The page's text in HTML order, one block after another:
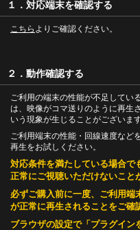
１．対応端末を確認する
こちら よりご確認ください。
２．動作確認する
ご利用の端末の性能が不足してい
は、映像がコマ送りのように再生
いう現象が生じることがございます
ご利用端末の性能・回線速度など
再生をお試しください。
対応条件を満たしている場合で
正常にご視聴いただけないこと
必ずご購入前に一度、ご利用端
が正常に再生されることをご確
ブラウザの設定で「プラグイン